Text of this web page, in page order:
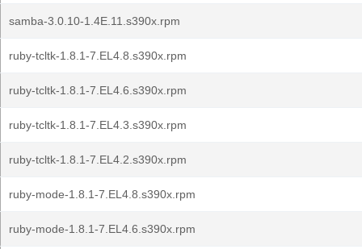
samba-3.0.10-1.4E.11.s390x.rpm
ruby-tcltk-1.8.1-7.EL4.8.s390x.rpm
ruby-tcltk-1.8.1-7.EL4.6.s390x.rpm
ruby-tcltk-1.8.1-7.EL4.3.s390x.rpm
ruby-tcltk-1.8.1-7.EL4.2.s390x.rpm
ruby-mode-1.8.1-7.EL4.8.s390x.rpm
ruby-mode-1.8.1-7.EL4.6.s390x.rpm